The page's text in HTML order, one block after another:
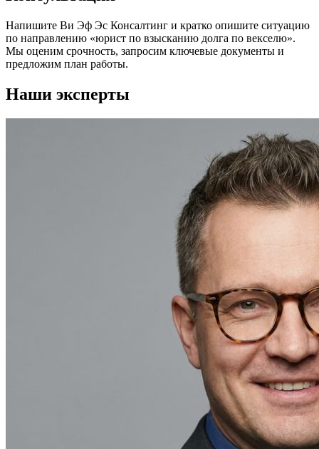
Напишите Ви Эф Эс Консалтинг и кратко опишите ситуацию
по направлению «юрист по взысканию долга по векселю».
Мы оценим срочность, запросим ключевые документы и
предложим план работы.
Наши эксперты